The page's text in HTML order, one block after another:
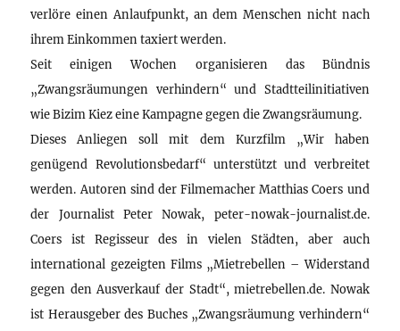
verlöre einen Anlaufpunkt, an dem Menschen nicht nach
ihrem Einkommen taxiert werden.
Seit einigen Wochen organisieren das Bündnis
„Zwangsräumungen verhindern“ und Stadtteilinitiativen
wie Bizim Kiez eine Kampagne gegen die Zwangsräumung.
Dieses Anliegen soll mit dem Kurzfilm „Wir haben
genügend Revolutionsbedarf“ unterstützt und verbreitet
werden. Autoren sind der Filmemacher Matthias Coers und
der Journalist Peter Nowak, peter-nowak-journalist.de.
Coers ist Regisseur des in vielen Städten, aber auch
international gezeigten Films „Mietrebellen – Widerstand
gegen den Ausverkauf der Stadt“, mietrebellen.de. Nowak
ist Herausgeber des Buches „Zwangsräumung verhindern“